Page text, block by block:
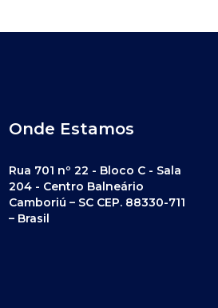
Onde Estamos
Rua 701 nº 22 - Bloco C - Sala
204 - Centro Balneário
Camboriú – SC CEP. 88330-711
– Brasil